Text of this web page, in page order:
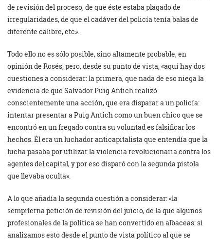
de revisión del proceso, de que éste estaba plagado de
irregularidades, de que el cadáver del policía tenía balas de
diferente calibre, etc».
Todo ello no es sólo posible, sino altamente probable, en
opinión de Rosés, pero, desde su punto de vista, «aquí hay dos
cuestiones a considerar: la primera, que nada de eso niega la
evidencia de que Salvador Puig Antich realizó
conscientemente una acción, que era disparar a un policía:
intentar presentar a Puig Antich como un buen chico que se
encontró en un fregado contra su voluntad es falsificar los
hechos. Él era un luchador anticapitalista que entendía que la
lucha pasaba por utilizar la violencia revolucionaria contra los
agentes del capital, y por eso disparó con la segunda pistola
que llevaba oculta».
A lo que añadía la segunda cuestión a considerar: «la
sempiterna petición de revisión del juicio, de la que algunos
profesionales de la política se han convertido en albaceas: si
analizamos esto desde el punto de vista político al que se